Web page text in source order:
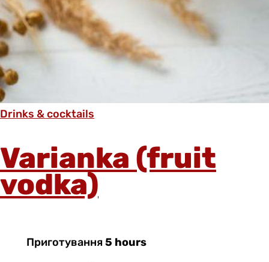
Drinks & cocktails
Varianka (fruit
vodka)
Приготування5 hours